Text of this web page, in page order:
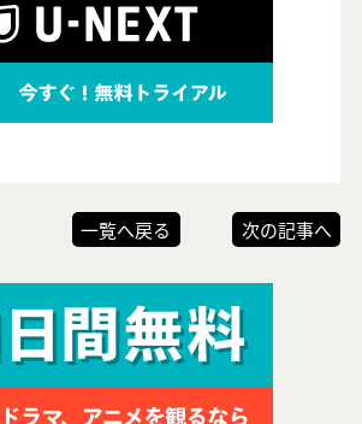
一覧へ戻る 次の記事へ